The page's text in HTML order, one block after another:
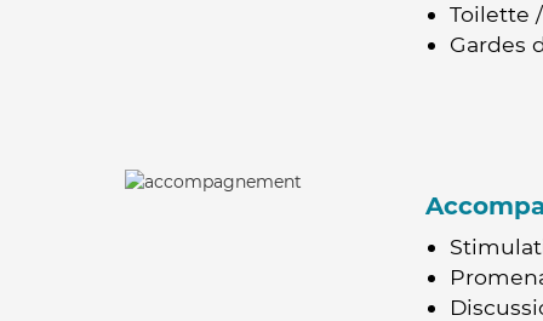
Toilette
Gardes